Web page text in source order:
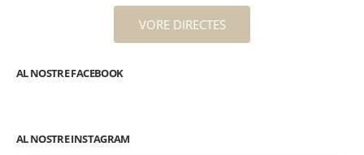
VORE DIRECTES
AL NOSTRE FACEBOOK
AL NOSTRE INSTAGRAM